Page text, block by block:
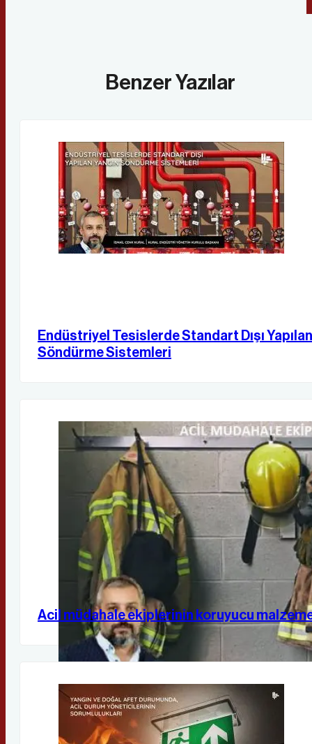
Benzer Yazılar
Endüstriyel Tesislerde Standart Dışı Yapılan
Söndürme Sistemleri
Acil müdahale ekiplerinin koruyucu